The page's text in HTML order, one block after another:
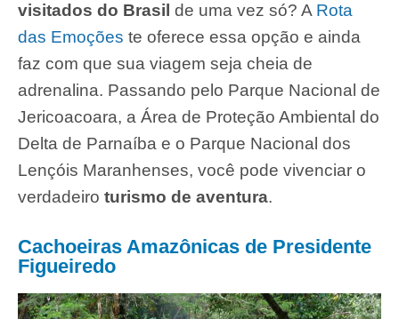
visitados do Brasil de uma vez só? A Rota
das Emoções te oferece essa opção e ainda
faz com que sua viagem seja cheia de
adrenalina. Passando pelo Parque Nacional de
Jericoacoara, a Área de Proteção Ambiental do
Delta de Parnaíba e o Parque Nacional dos
Lençóis Maranhenses, você pode vivenciar o
verdadeiro turismo de aventura.
Cachoeiras Amazônicas de Presidente
Figueiredo